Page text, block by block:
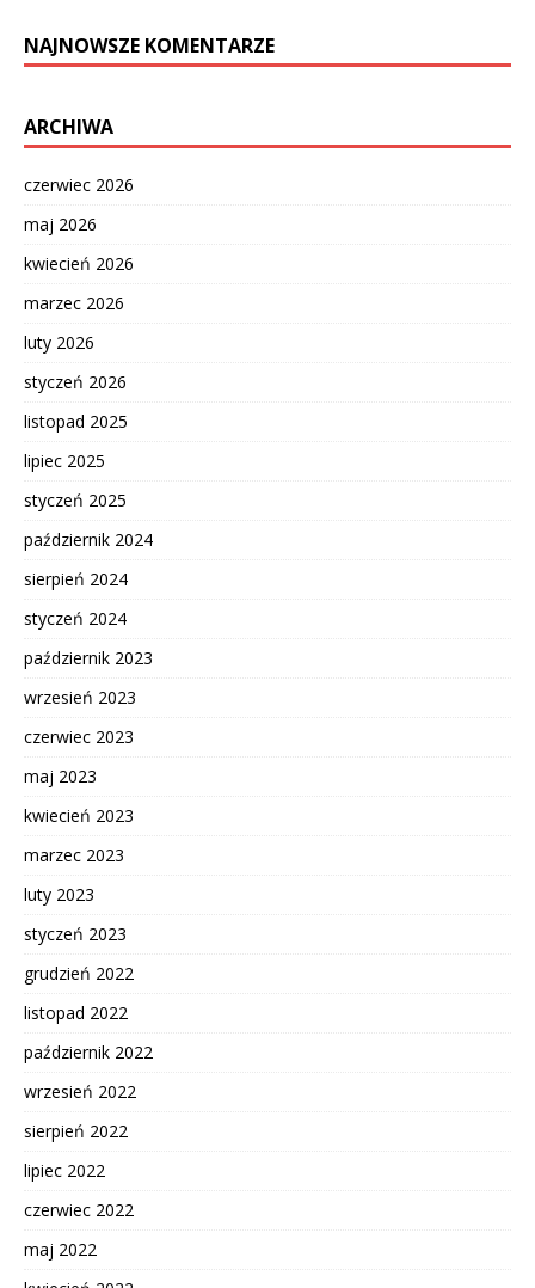
NAJNOWSZE KOMENTARZE
ARCHIWA
czerwiec 2026
maj 2026
kwiecień 2026
marzec 2026
luty 2026
styczeń 2026
listopad 2025
lipiec 2025
styczeń 2025
październik 2024
sierpień 2024
styczeń 2024
październik 2023
wrzesień 2023
czerwiec 2023
maj 2023
kwiecień 2023
marzec 2023
luty 2023
styczeń 2023
grudzień 2022
listopad 2022
październik 2022
wrzesień 2022
sierpień 2022
lipiec 2022
czerwiec 2022
maj 2022